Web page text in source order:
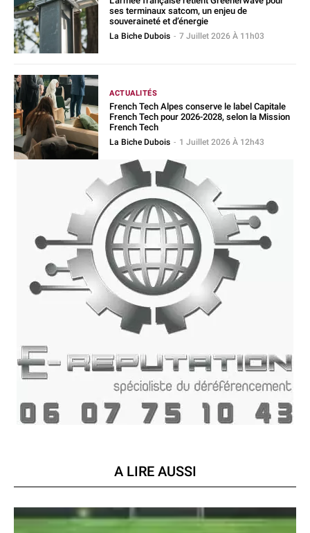
ses terminaux satcom, un enjeu de
souveraineté et d’énergie
La Biche Dubois - 7 Juillet 2026 À 11h03
ACTUALITÉS
French Tech Alpes conserve le label Capitale
French Tech pour 2026-2028, selon la Mission
French Tech
La Biche Dubois - 1 Juillet 2026 À 12h43
A LIRE AUSSI